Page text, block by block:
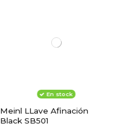
En stock
Meinl LLave Afinación
Black SB501